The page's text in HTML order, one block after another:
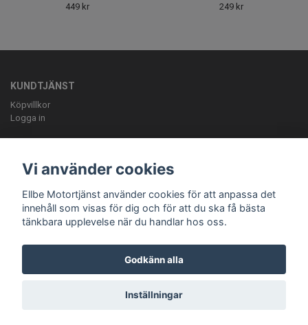
449 kr
249 kr
KUNDTJÄNST
Köpvillkor
Logga in
info@ellbemotortjanst.seÖppettider: Måndag -Torsdag 8-18 Fredag 8-
© Copyright Ellbe Motortjänst
Vi använder cookies
Ellbe Motortjänst använder cookies för att anpassa det
innehåll som visas för dig och för att du ska få bästa
tänkbara upplevelse när du handlar hos oss.
Godkänn alla
Inställningar